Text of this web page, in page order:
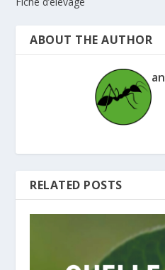
ABOUT THE AUTHOR
RELATED POSTS